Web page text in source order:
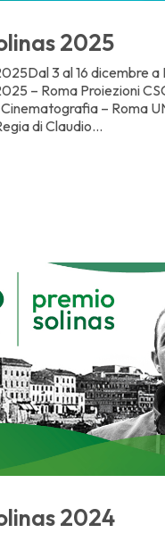
2025
3 al 16 dicembre
– Roma Proiezioni
– Roma
di Claudio...
2024